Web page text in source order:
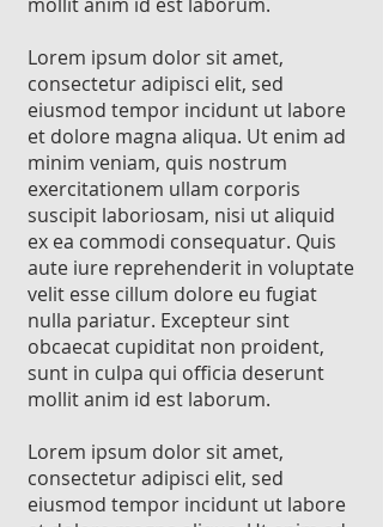
Lorem ipsum dolor sit amet,
consectetur adipisci elit, sed
eiusmod tempor incidunt ut labore
et dolore magna aliqua. Ut enim ad
minim veniam, quis nostrum
exercitationem ullam corporis
suscipit laboriosam, nisi ut aliquid
ex ea commodi consequatur. Quis
aute iure reprehenderit in voluptate
velit esse cillum dolore eu fugiat
nulla pariatur. Excepteur sint
obcaecat cupiditat non proident,
sunt in culpa qui officia deserunt
mollit anim id est laborum.
Lorem ipsum dolor sit amet,
consectetur adipisci elit, sed
eiusmod tempor incidunt ut labore